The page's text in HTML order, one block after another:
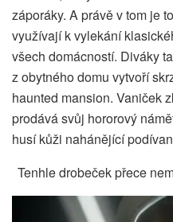
záporáky. A právě v tom je
využívají k vylekání
všech domácností. Diváky
z obytného domu vytvoří
haunted mansion. Vaniček
prodává svůj hororový
husí kůži nahánějící
Tenhle drobeček přece